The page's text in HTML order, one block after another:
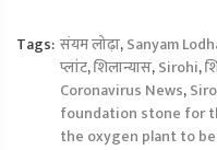
Tags: संयम लोढ़ा,Sanyam
प्लांट,शिलान्यास,Sirohi,
Coronavirus News,
foundation stone for
the oxygen plant to